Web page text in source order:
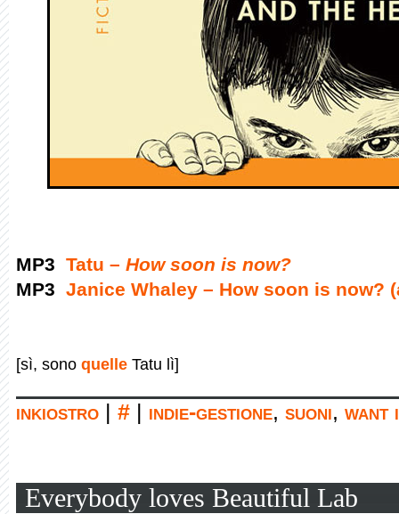
MP3 Tatu – How soon is now?
MP3 Janice Whaley – How soon is now?
[sì, sono quelle Tatu lì]
inkiostro # indie-gestione, suoni, want
Everybody loves Beautiful Lab